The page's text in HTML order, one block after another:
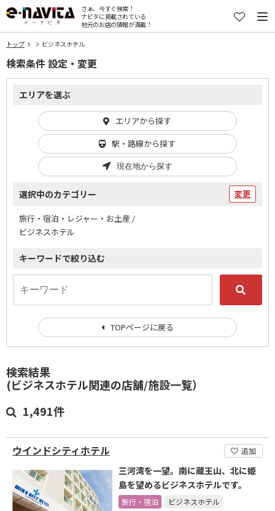
さぁ、今すぐ検索！
ナビタに掲載されている
地元のお店の情報が満載！
トップ ビジネスホテル
検索結果
(ビジネスホテル関連の店舗/施設一覧）
1,491件
ウインドシティホテル 追加
三河湾を一望。南に蔵王山、北に姫
島を望めるビジネスホテルです。
旅行・宿泊 ビジネスホテル
検索条件 設定・変更
エリアを選ぶ
エリアから探す
駅・路線から探す
現在地から探す
選択中のカテゴリー 変更
旅行・宿泊・レジャー・お土産 /
ビジネスホテル
キーワードで絞り込む
TOPページに戻る